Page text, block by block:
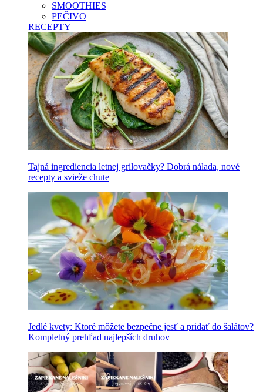
SMOOTHIES
PEČIVO
RECEPTY
Tajná ingrediencia letnej grilovačky? Dobrá nálada, nové
recepty a svieže chute
Jedlé kvety: Ktoré môžete bezpečne jesť a pridať do šalátov?
Kompletný prehľad najlepších druhov